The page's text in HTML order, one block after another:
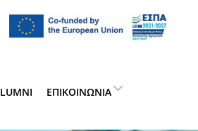
ΕΠΙΚΟΙΝΩΝΊΑ